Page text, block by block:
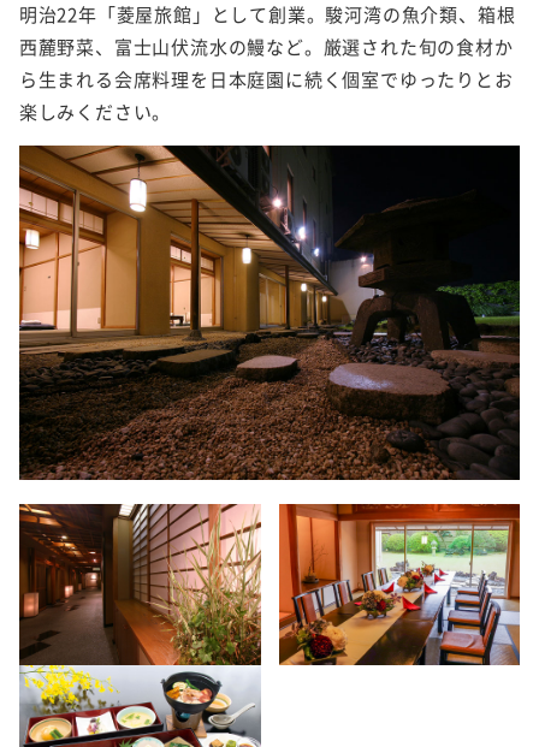
明治22年「菱屋旅館」として創業。駿河湾の魚介類、箱根
西麓野菜、富士山伏流水の鰻など。厳選された旬の食材か
ら生まれる会席料理を日本庭園に続く個室でゆったりとお
楽しみください。